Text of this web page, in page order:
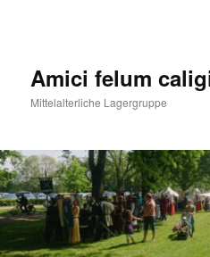
Amici felum
Mittelalterliche Lagergruppe